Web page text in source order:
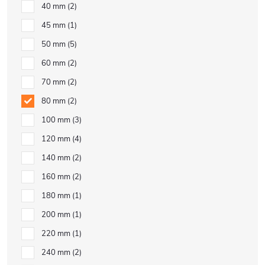
40 mm 2
45 mm 1
50 mm 5
60 mm 2
70 mm 2
80 mm 2
100 mm 3
120 mm 4
140 mm 2
160 mm 2
180 mm 1
200 mm 1
220 mm 1
240 mm 2